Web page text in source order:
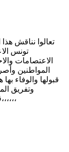
تعالوا نناقش
تونس
الاعتصامات
المواطنين
قبولها والوفاء
وتفريق